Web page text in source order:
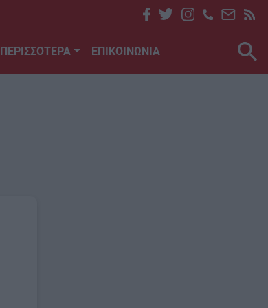
ΠΕΡΙΣΣΟΤΕΡΑ ΕΠΙΚΟΙΝΩΝΙΑ